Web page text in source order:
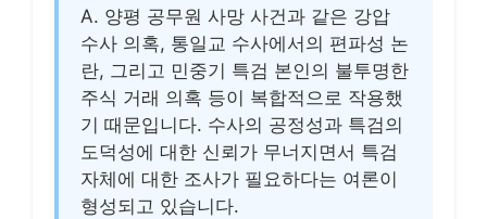
A. 양평 공무원 사망 사건과 같은 강압
수사 의혹, 통일교 수사에서의 편파성 논
란, 그리고 민중기 특검 본인의 불투명한
주식 거래 의혹 등이 복합적으로 작용했
기 때문입니다. 수사의 공정성과 특검의
도덕성에 대한 신뢰가 무너지면서 특검
자체에 대한 조사가 필요하다는 여론이
형성되고 있습니다.